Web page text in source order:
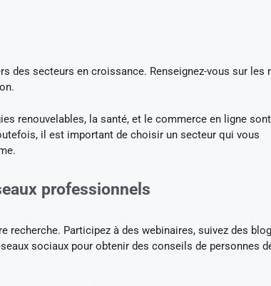
des secteurs en croissance. Renseignez-vous sur les
renouvelables, la santé, et le commerce en ligne sont
il est important de choisir un secteur qui vous
professionnels
recherche. Participez à des webinaires, suivez des
sociaux pour obtenir des conseils de personnes